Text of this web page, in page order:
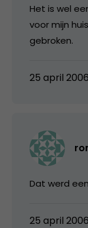
Het is wel
voor mijn
gebroken.
25 april
Dat werd
25 april